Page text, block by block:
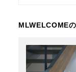
MLWELCOME